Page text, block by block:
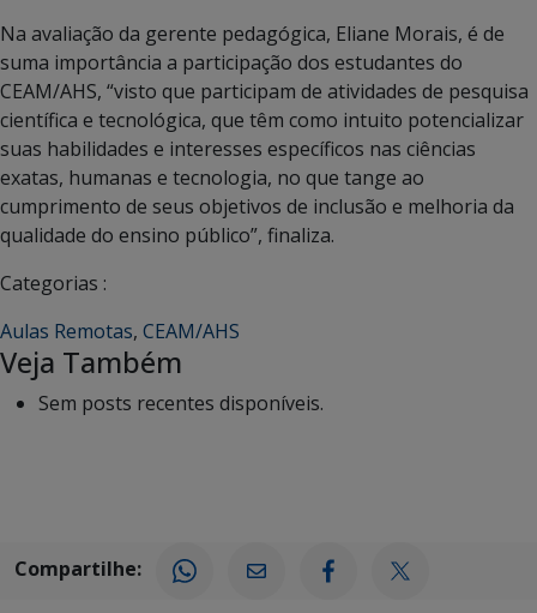
Na avaliação da gerente pedagógica, Eliane Morais, é de
suma importância a participação dos estudantes do
CEAM/AHS, “visto que participam de atividades de pesquisa
científica e tecnológica, que têm como intuito potencializar
suas habilidades e interesses específicos nas ciências
exatas, humanas e tecnologia, no que tange ao
cumprimento de seus objetivos de inclusão e melhoria da
qualidade do ensino público”, finaliza.
Categorias :
Aulas Remotas, CEAM/AHS
Veja Também
Sem posts recentes disponíveis.
Compartilhe: